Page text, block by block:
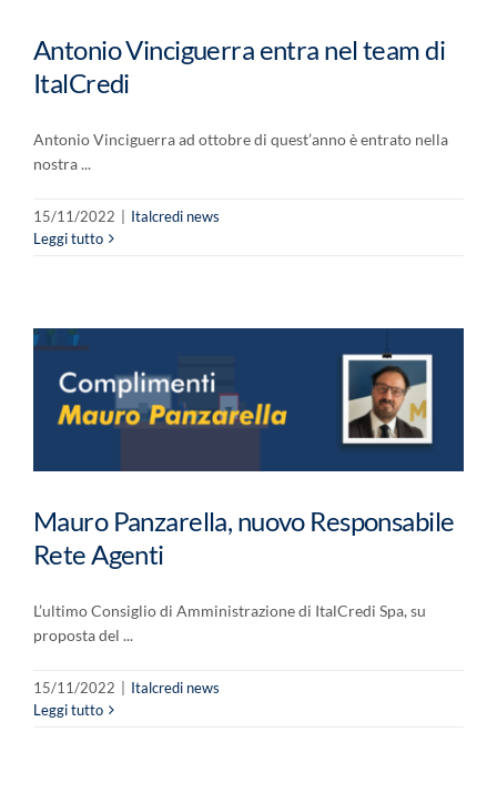
Antonio Vinciguerra entra nel team di
ItalCredi
Antonio Vinciguerra ad ottobre di quest’anno è entrato nella
nostra ...
15/11/2022 | Italcredi news
Leggi tutto
Mauro Panzarella, nuovo Responsabile
Rete Agenti
L’ultimo Consiglio di Amministrazione di ItalCredi Spa, su
proposta del ...
15/11/2022 | Italcredi news
Leggi tutto